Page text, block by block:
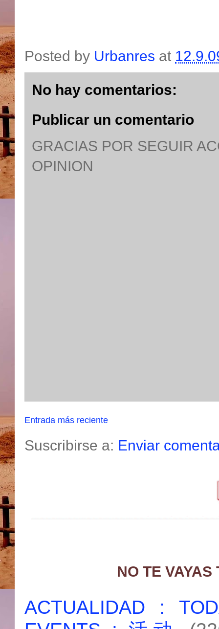
Posted by Urbanres at
No hay comentarios:
Publicar un comentario
GRACIAS POR SEGUIR
OPINION
Entrada más reciente
Suscribirse a: Enviar
NO TE
ACTUALIDAD :